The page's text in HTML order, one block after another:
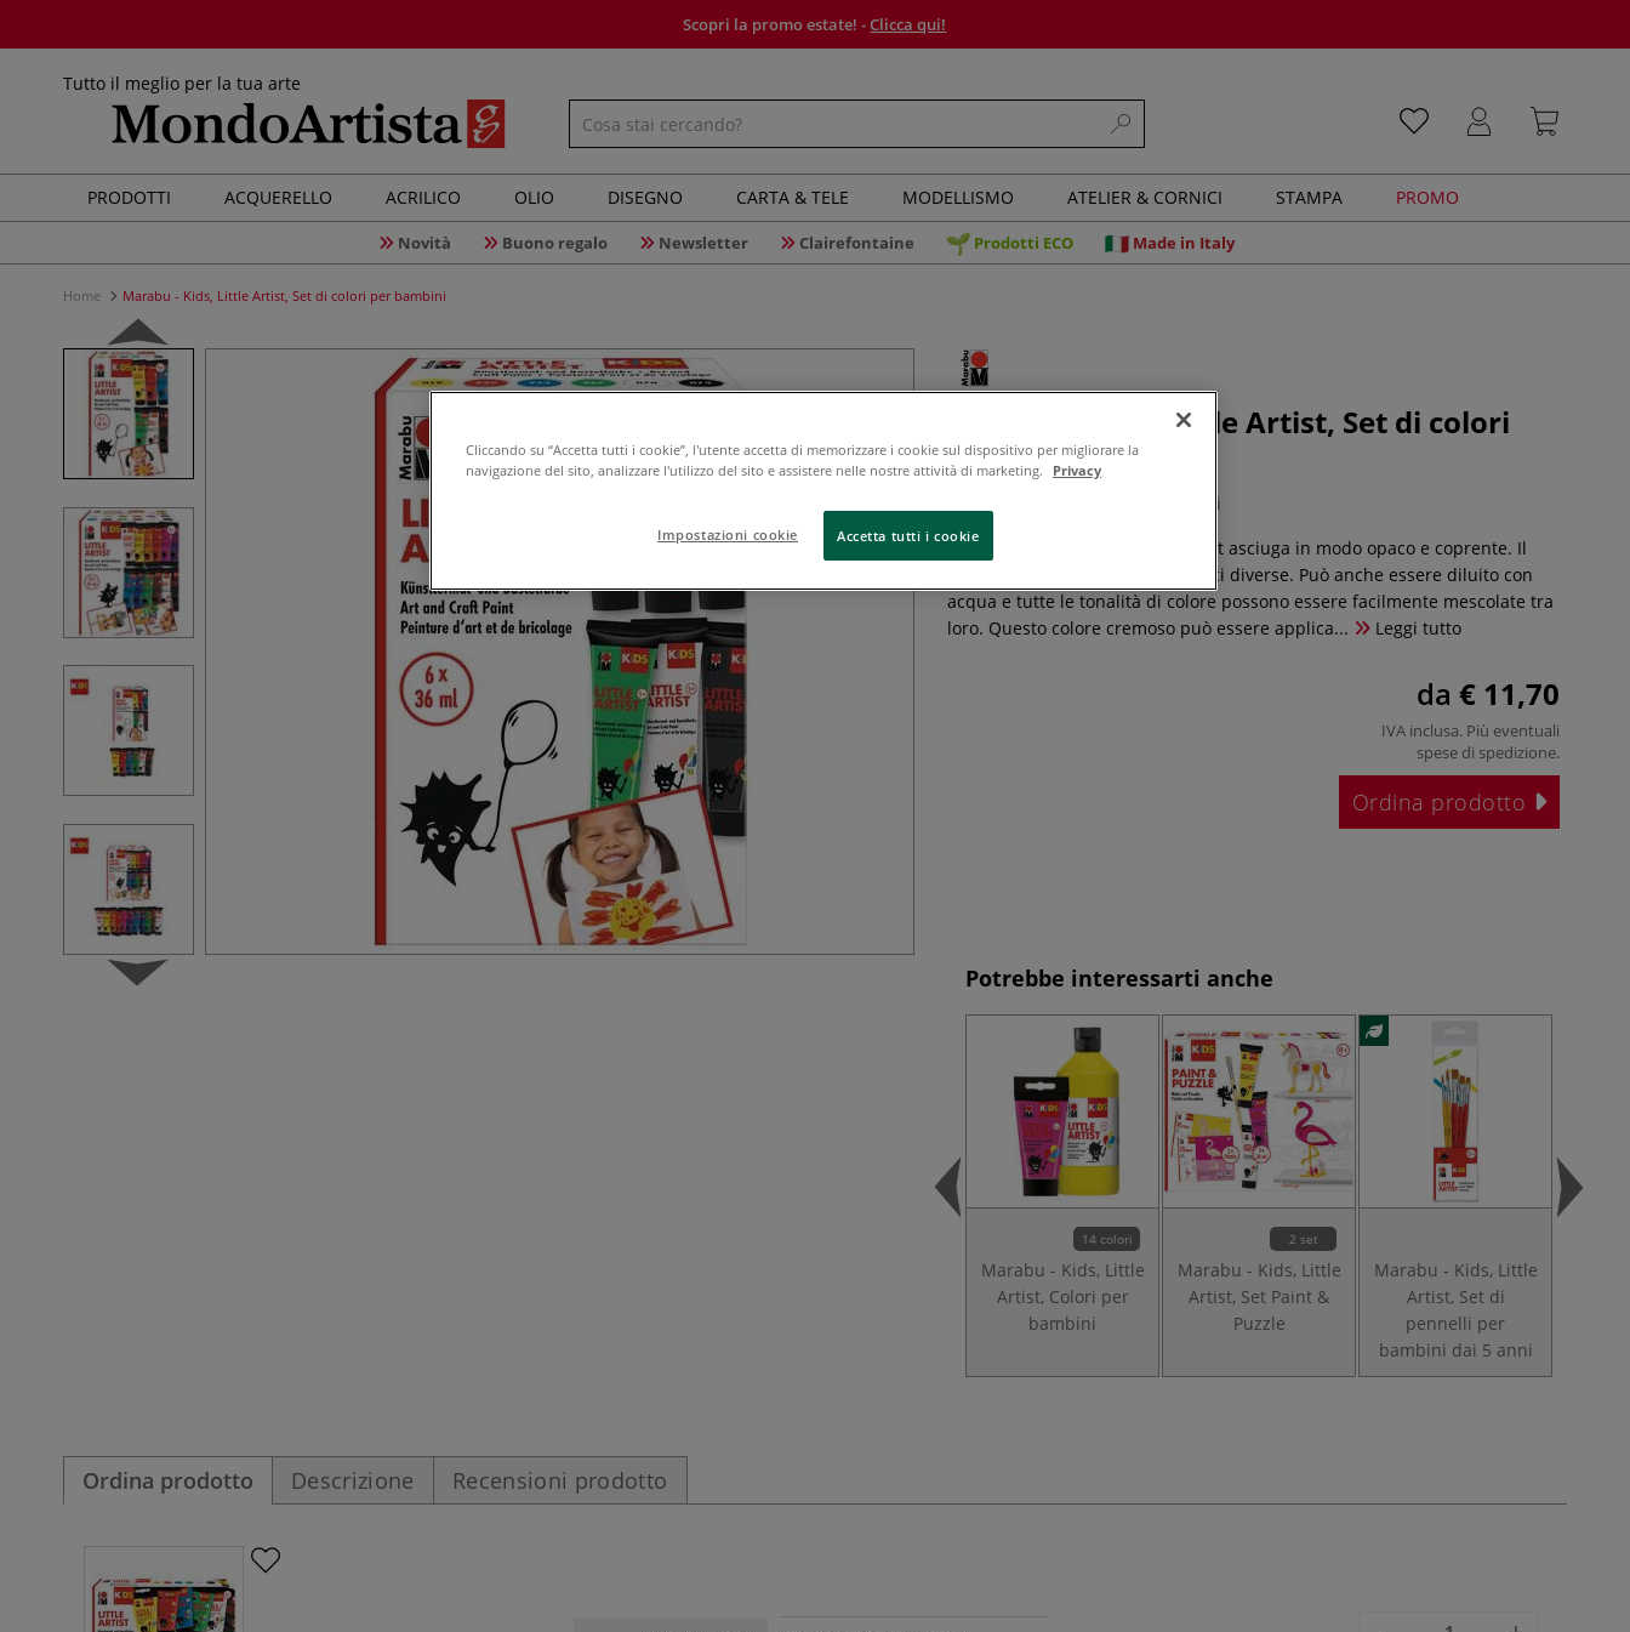
Scopri la promo estate! -Clicca qui!
Tutto il meglio per la tua arte
PRODOTTI ACQUERELLO ACRILICO OLIO DISEGNO CARTA & TELE MODELLISMO ATELIER & CORNICI STAMPA PROMO
Novità Buono regalo Newsletter Clairefontaine Prodotti ECO Made in Italy
Home Marabu - Kids, Little Artist, Set di colori per bambini
Marabu - Kids, Little Artist, Set di colori
per bambini
0 recensioni
Il colore MARABU KiDS Little Artist asciuga in modo opaco e coprente. Il
colore è ideale per molte superfici diverse. Può anche essere diluito con
acqua e tutte le tonalità di colore possono essere facilmente mescolate tra
loro. Questo colore cremoso può essere applica...
Leggi tutto
da € 11,70
IVA inclusa. Più eventuali
spese di spedizione.
Ordina prodotto
Potrebbe interessarti anche
14 colori
Marabu - Kids, Little
Artist, Colori per
bambini
2 set
Marabu - Kids, Little
Artist, Set Paint &
Puzzle
Marabu - Kids, Little
Artist, Set di
pennelli per
bambini dai 5 anni
Ordina prodotto Descrizione Recensioni prodotto
Cliccando su “Accetta tutti i cookie”, l'utente accetta di memorizzare i cookie sul dispositivo per migliorare la
navigazione del sito, analizzare l'utilizzo del sito e assistere nelle nostre attività di marketing.
Privacy
Impostazioni cookie Accetta tutti i cookie